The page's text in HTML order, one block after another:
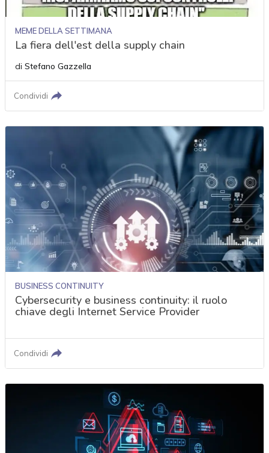
MEME DELLA SETTIMANA
La fiera dell'est della supply chain
di Stefano Gazzella
Condividi
BUSINESS CONTINUITY
Cybersecurity e business continuity: il ruolo
chiave degli Internet Service Provider
Condividi